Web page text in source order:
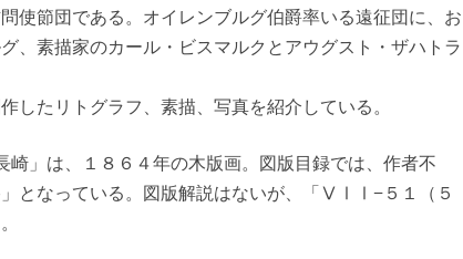
使節団である。オイレンブルグ伯爵率いる遠征団に、お
、素描家のカール・ビスマルクとアウグスト・ザハトラ
したリトグラフ、素描、写真を紹介している。
は、１８６４年の木版画。図版目録では、作者不
となっている。図版解説はないが、「ⅤⅠⅠ−５１（５